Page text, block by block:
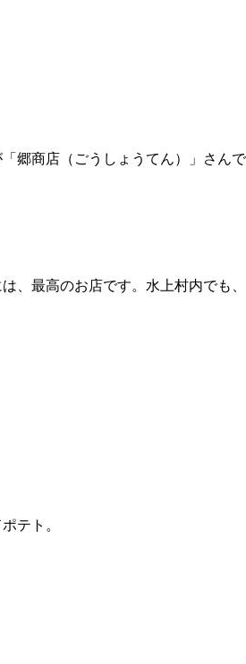
郷商店（ごうしょうてん）」さん
、最高のお店です。水上村内でも
テト。